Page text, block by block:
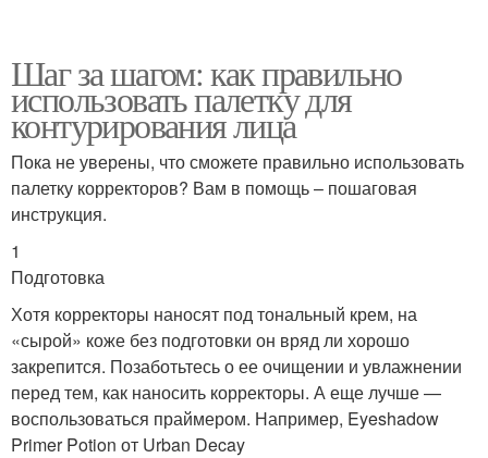
Шаг за шагом: как правильно
использовать палетку для
контурирования лица
Пока не уверены, что сможете правильно использовать
палетку корректоров? Вам в помощь – пошаговая
инструкция.
1
Подготовка
Хотя корректоры наносят под тональный крем, на
«сырой» коже без подготовки он вряд ли хорошо
закрепится. Позаботьтесь о ее очищении и увлажнении
перед тем, как наносить корректоры. А еще лучше —
воспользоваться праймером. Например, Eyeshadow
Primer Potion от Urban Decay